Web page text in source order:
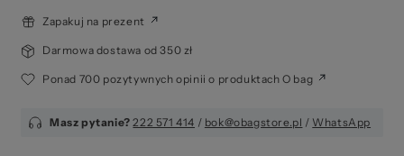
Zapakuj na prezent
Darmowa dostawa od 350 zł
Ponad 700 pozytywnych opinii o produktach O bag
Masz pytanie? 222 571 414 / bok@obagstore.pl / WhatsApp